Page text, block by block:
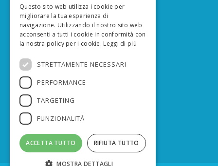
del territorio e dell’ambiente
FINANZIATO DA
Questo sito web utilizza i cookie per
migliorare la tua esperienza di
navigazione. Utilizzando il nostro sito web
acconsenti a tutti i cookie in conformità con
la nostra policy per i cookie. Leggi di più
STRETTAMENTE NECESSARI
PERFORMANCE
TARGETING
FUNZIONALITÀ
ACCETTA TUTTO RIFIUTA TUTTO
MOSTRA DETTAGLI